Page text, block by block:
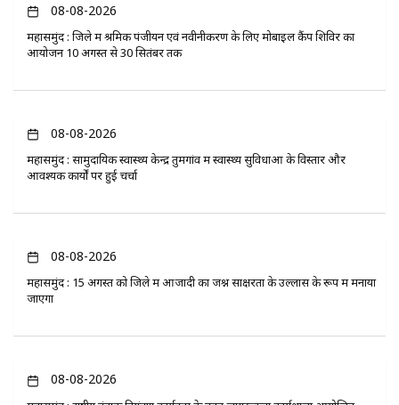
08-08-2026
महासमुंद : जिले में श्रमिक पंजीयन एवं नवीनीकरण के लिए मोबाइल कैंप शिविर का
आयोजन 10 अगस्त से 30 सितंबर तक
08-08-2026
महासमुंद : सामुदायिक स्वास्थ्य केन्द्र तुमगांव में स्वास्थ्य सुविधाओं के विस्तार और
आवश्यक कार्यों पर हुई चर्चा
08-08-2026
महासमुंद : 15 अगस्त को जिले में आजादी का जश्न साक्षरता के उल्लास के रूप में मनाया
जाएगा
08-08-2026